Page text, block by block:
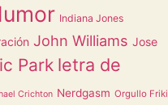
Indiana Jones
John Williams Jose
Park letra de
Crichton Nerdgasm Orgullo Friki